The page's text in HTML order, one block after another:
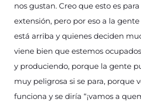
nos gustan. Creo que esto es
extensión, pero por eso a la
está arriba y quienes deciden
viene bien que estemos
y produciendo, porque la gente
muy peligrosa si se para, porque
funciona y se diría “¡vamos a